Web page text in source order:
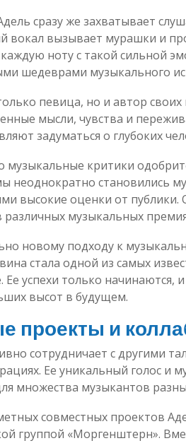
сразу же захватывает
вокал вызывает мурашки и
ноту с такой сильной
шедеврами музыкального
певица, но и автор
мысли, чувства и
задуматься о глубоких
музыкальные критики
неоднократно становились
высокие оценки от
различных музыкальных
новому подходу к
стала одной из самых
Ее успехи только
высот в будущем.
проекты и
сотрудничает с другими
Ее уникальный голос и
множества музыкантов
совместных проектов
группой «Моргенштерн».